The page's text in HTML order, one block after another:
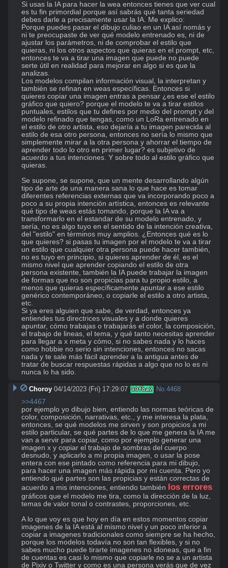
Si usas la IA para hacer la wea entonces tienes que ver cual
es tu fin primordial porque así sabrás qué tanta seriedad
debes darle a precisamente usar la IA. Me explico:
Porque puedes pasar el dibujo culiao en un IA así nomás y
ni te preocupaste de ver qué modelo entrenado es, ni de
ajustar los parámetros, ni de comprobar el estilo que
quieras, ni los otros aspectos que quieras en el prompt, etc,
entonces te va a tirar una imagen que puede no puede
serte útil en realidad para mejorar en algo si es que la
analizas.
Los modelos compilan información visual, la interpretan y
también se refinan en weas específicas. Entonces si
quieres copiar una imagen entras a pensar ¿es ese el estilo
gráfico que quiero? porque el modelo te va a tirar estilos
puntuales, estilos que tu defines por medio del prompt y del
modelo refinado que tengas, como un LoRa entrenado en
el estilo de otro artista, eso dejaría a tu imagen parecida al
estilo de esa otro persona, entonces no sería lo mismo que
simplemente mirar a la otra persona y ahorrar el tiempo de
aprender todo lo otro en primer lugar? es subjetivo de
acuerdo a tus intenciones. Y sobre todo al estilo gráfico que
quieras.
Se supone, se supone, que un mente desarrollando algún
tipo de arte de una manera sana lo que hace es tomar
diferentes referencias externas que va incorporando poco a
poco a su propia intención artística, entonces es relevante
qué tipo de weas estás tomando, porque la IA va a
transformarlo en el estandar de su modelo entrenado, y
sería, no es algo tuyo en el sentido de la intención creativa,
del "estilo" en términos muy amplios. ¿Entonces qué es lo
que quieres? si pasas tu imagen por el modelo te va a tirar
un estilo que cualquier otra persona puede hacer también,
no es tuyo en principio, si quieres aprender de él, es el
mismo nivel que aprender copiando el estilo de otra
persona existente, también la IA puede trabajar la imagen
de formas que no son propicias para tu propio estilo, a
menos que quieras específicamente apuntar a ese estilo
genérico contemporáneo, o copiarle el estilo a otro artista,
etc.
Si ya eres alguien que sabe, de verdad, entonces ya
entiendes tus directrices visuales y a donde quieres
apuntar, cómo trabajas o trabajarás el color, la composición,
el trabajo de lineas, el tema, y qué tanto necesitas aprender
para llegar a x meta y cómo, si no sabes nada y lo haces
como hobbie no serio sin intenciones, entonces no sacas
nada y te sale más fácil aprender a la antigua antes de
tratar de buscar respuestas rápidas a algo que no lo es ni
nunca lo ha sido.
Choroy 04/14/2023 (Fri) 17:29:07 00fba2 No.4468
>>4467
por ejemplo yo dibujo bien, entiendo las normas teóricas de
color, composición, narrativas, etc., y me interesa la plata,
entonces, se qué modelos me sirven y son propicios a mi
estilo particular, se qué partes de lo que me genera la IA me
van a servir para copiar, como por ejemplo generar una
imagen x y copiar el trabajo de sombras del cuerpo
desnudo, y aplicarlo a mi propia imagen, o usar la pose
entera con ese pintado como referencia para mi dibujo,
para hacer una imagen más rápida por mi cuenta. Pero yo
entiendo qué partes son las propicias y están correctas de
acuerdo a mis intenciones, entiendo también los errores
gráficos que el modelo me tira, como la dirección de la luz,
temas de valor tonal o contrastes, proporciones, etc.
A lo que voy es que hoy en día en estos momentos copiar
imagenes de la IA está al mismo nivel y un poco inferior a
copiar a imagenes tradicionales como siempre se ha hecho,
porque los modelos todavía no son tan flexibles, y si no
sabes mucho puede tirarte imagenes no idoneas, que a fin
de cuentas es casi lo mismo que copiarle no se a un artista
de Pixiv o Twitter y como es una persona verás que de vez